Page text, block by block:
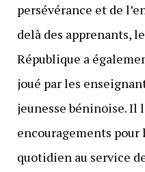
persévérance et de
delà des apprenants,
République a
joué par les
jeunesse béninoise. Il
encouragements
quotidien au service